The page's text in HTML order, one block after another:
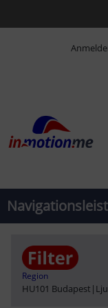
Region
HU101 Budapest |